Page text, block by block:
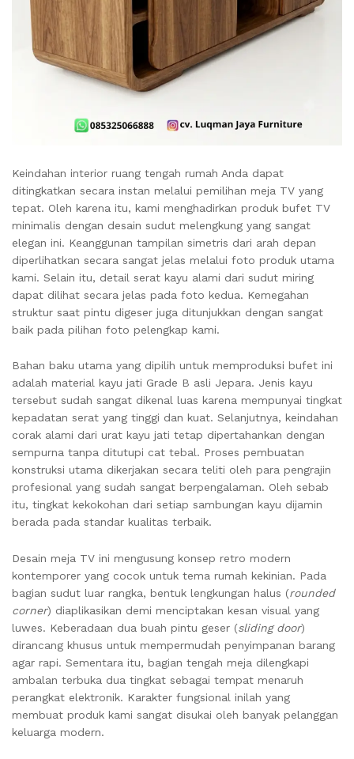
Keindahan interior ruang tengah rumah Anda dapat
ditingkatkan secara instan melalui pemilihan meja TV yang
tepat. Oleh karena itu, kami menghadirkan produk bufet TV
minimalis dengan desain sudut melengkung yang sangat
elegan ini. Keanggunan tampilan simetris dari arah depan
diperlihatkan secara sangat jelas melalui foto produk utama
kami. Selain itu, detail serat kayu alami dari sudut miring
dapat dilihat secara jelas pada foto kedua. Kemegahan
struktur saat pintu digeser juga ditunjukkan dengan sangat
baik pada pilihan foto pelengkap kami.
Bahan baku utama yang dipilih untuk memproduksi bufet ini
adalah material kayu jati Grade B asli Jepara. Jenis kayu
tersebut sudah sangat dikenal luas karena mempunyai tingkat
kepadatan serat yang tinggi dan kuat. Selanjutnya, keindahan
corak alami dari urat kayu jati tetap dipertahankan dengan
sempurna tanpa ditutupi cat tebal. Proses pembuatan
konstruksi utama dikerjakan secara teliti oleh para pengrajin
profesional yang sudah sangat berpengalaman. Oleh sebab
itu, tingkat kekokohan dari setiap sambungan kayu dijamin
berada pada standar kualitas terbaik.
Desain meja TV ini mengusung konsep retro modern
kontemporer yang cocok untuk tema rumah kekinian. Pada
bagian sudut luar rangka, bentuk lengkungan halus (rounded
corner) diaplikasikan demi menciptakan kesan visual yang
luwes. Keberadaan dua buah pintu geser (sliding door)
dirancang khusus untuk mempermudah penyimpanan barang
agar rapi. Sementara itu, bagian tengah meja dilengkapi
ambalan terbuka dua tingkat sebagai tempat menaruh
perangkat elektronik. Karakter fungsional inilah yang
membuat produk kami sangat disukai oleh banyak pelanggan
keluarga modern.